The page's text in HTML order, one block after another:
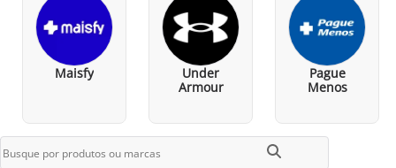
Maisfy
Under
Armour
Pague
Menos
Todos os parceiros